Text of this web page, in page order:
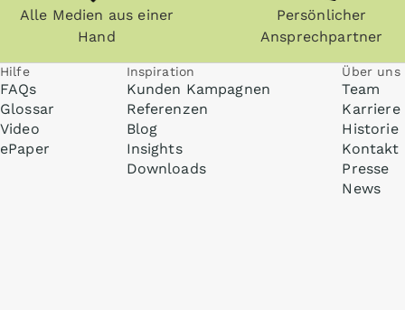
Alle Medien aus einer
Hand
Persönlicher
Ansprechpartner
Hilfe
FAQs
Glossar
Video
ePaper
Inspiration
Kunden Kampagnen
Referenzen
Blog
Insights
Downloads
Über uns
Team
Karriere
Historie
Kontakt
Presse
News